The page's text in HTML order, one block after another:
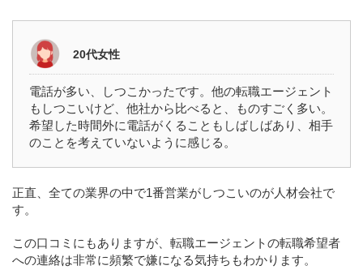
20代女性
電話が多い、しつこかったです。他の転職エージェント
もしつこいけど、他社から比べると、ものすごく多い。
希望した時間外に電話がくることもしばしばあり、相手
のことを考えていないように感じる。
正直、全ての業界の中で1番営業がしつこいのが人材会社で
す。
この口コミにもありますが、転職エージェントの転職希望者
への連絡は非常に頻繁で嫌になる気持ちもわかります。